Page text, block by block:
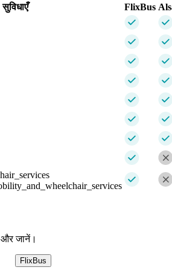
सुविधाएँ
FlixBus
और जानें।
FlixBus